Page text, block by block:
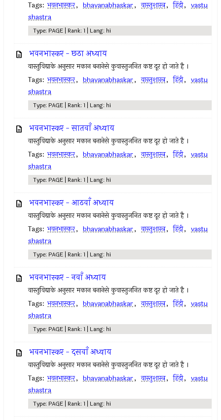
Tags: भवनभास्कर, bhavanabhaskar, वास्तुशास्त्र, हिंदी, vastu
shastra
Type: PAGE | Rank: 1 | Lang: hi
भवनभास्कर - छठा अध्याय
वास्तुविद्याके अनुसार मकान बनानेसे कुवास्तुजनित कष्ट दूर हो जाते है ।
Tags: भवनभास्कर, bhavanabhaskar, वास्तुशास्त्र, हिंदी, vastu
shastra
Type: PAGE | Rank: 1 | Lang: hi
भवनभास्कर - सातवाँ अध्याय
वास्तुविद्याके अनुसार मकान बनानेसे कुवास्तुजनित कष्ट दूर हो जाते है ।
Tags: भवनभास्कर, bhavanabhaskar, वास्तुशास्त्र, हिंदी, vastu
shastra
Type: PAGE | Rank: 1 | Lang: hi
भवनभास्कर - आठवाँ अध्याय
वास्तुविद्याके अनुसार मकान बनानेसे कुवास्तुजनित कष्ट दूर हो जाते है ।
Tags: भवनभास्कर, bhavanabhaskar, वास्तुशास्त्र, हिंदी, vastu
shastra
Type: PAGE | Rank: 1 | Lang: hi
भवनभास्कर - नवाँ अध्याय
वास्तुविद्याके अनुसार मकान बनानेसे कुवास्तुजनित कष्ट दूर हो जाते है ।
Tags: भवनभास्कर, bhavanabhaskar, वास्तुशास्त्र, हिंदी, vastu
shastra
Type: PAGE | Rank: 1 | Lang: hi
भवनभास्कर - दसवाँ अध्याय
वास्तुविद्याके अनुसार मकान बनानेसे कुवास्तुजनित कष्ट दूर हो जाते है ।
Tags: भवनभास्कर, bhavanabhaskar, वास्तुशास्त्र, हिंदी, vastu
shastra
Type: PAGE | Rank: 1 | Lang: hi